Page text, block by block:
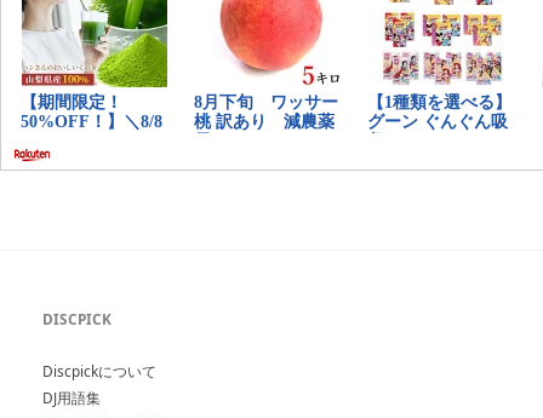
DISCPICK
Discpickについて
DJ用語集